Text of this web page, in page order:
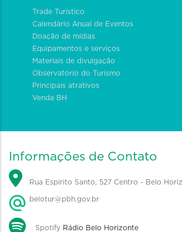
Trade Turístico
Calendário Anual de Eventos
Doação de mídias
Equipamentos e serviços
Materiais de divulgação
Observatório do Turismo
Principais atrativos
Venda BH
Informações de Contato
Rua Espírito Santo, 527 Centro - Belo
belotur@pbh.gov.br
Spotify Rádio Belo Horizonte